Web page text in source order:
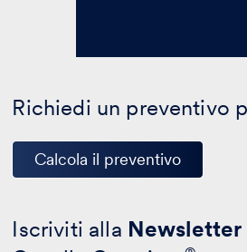
Richiedi un preventivo
Calcola il preventivo
Iscriviti alla Newsletter